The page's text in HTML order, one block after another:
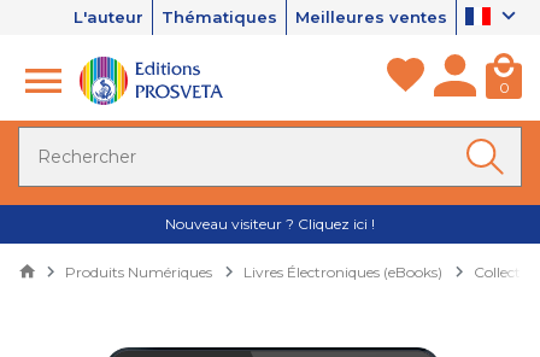
L'auteur Thématiques Meilleures ventes
0
Nouveau visiteur ? Cliquez ici !
Produits Numériques Livres Électroniques (eBooks)